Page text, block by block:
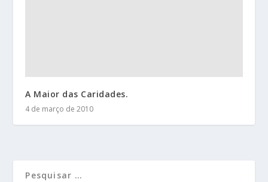
A Maior das Caridades.
4 de março de 2010